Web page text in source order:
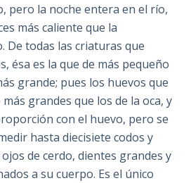
pero la noche entera en el río,
más caliente que la
De todas las criaturas que
ésa es la que de más pequeño
grande; pues los huevos que
grandes que los de la oca, y
con el huevo, pero se
hasta diecisiete codos y
de cerdo, dientes grandes y
a su cuerpo. Es el único